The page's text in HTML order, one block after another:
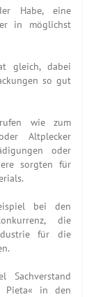
Habe, eine
in möglichst
gleich, dabei
so gut
wie zum
Altplecker
oder
sorgten für
bei den
die
für die
Sachverstand
Pieta« in den